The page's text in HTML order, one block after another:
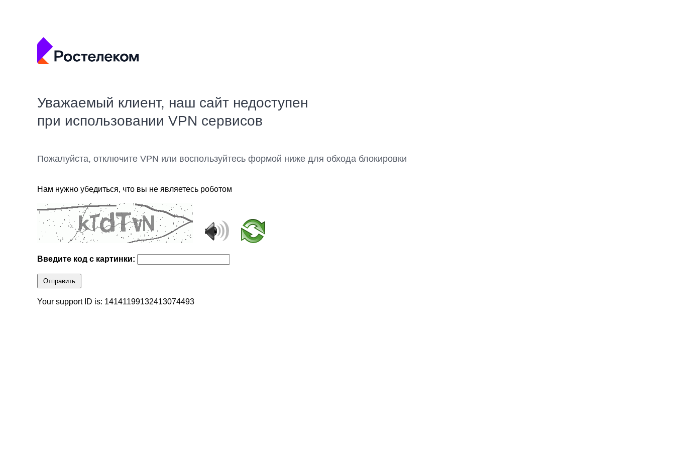
Уважаемый клиент, наш сайт недоступен
при использовании VPN сервисов
Пожалуйста, отключите VPN или воспользуйтесь формой ниже для обхода блокировки
Нам нужно убедиться, что вы не являетесь роботом
Введите код с картинки:
Отправить
Your support ID is: 14141199132413074493